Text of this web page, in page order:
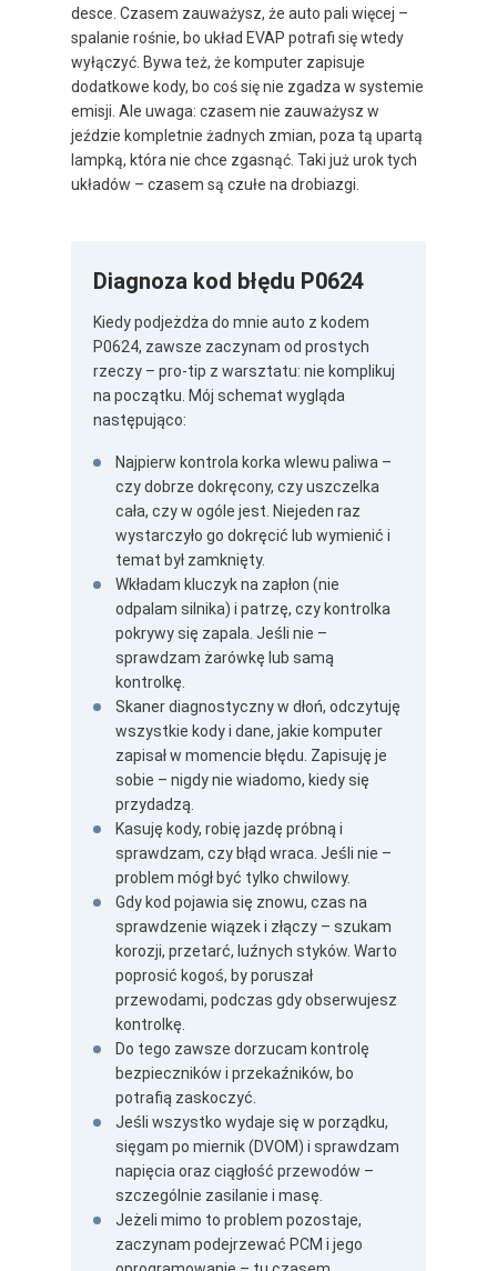
desce. Czasem zauważysz, że auto pali więcej –
spalanie rośnie, bo układ EVAP potrafi się wtedy
wyłączyć. Bywa też, że komputer zapisuje
dodatkowe kody, bo coś się nie zgadza w systemie
emisji. Ale uwaga: czasem nie zauważysz w
jeździe kompletnie żadnych zmian, poza tą upartą
lampką, która nie chce zgasnąć. Taki już urok tych
układów – czasem są czułe na drobiazgi.
Diagnoza kod błędu P0624
Kiedy podjeżdża do mnie auto z kodem
P0624, zawsze zaczynam od prostych
rzeczy – pro-tip z warsztatu: nie komplikuj
na początku. Mój schemat wygląda
następująco:
Najpierw kontrola korka wlewu paliwa –
czy dobrze dokręcony, czy uszczelka
cała, czy w ogóle jest. Niejeden raz
wystarczyło go dokręcić lub wymienić i
temat był zamknięty.
Wkładam kluczyk na zapłon (nie
odpalam silnika) i patrzę, czy kontrolka
pokrywy się zapala. Jeśli nie –
sprawdzam żarówkę lub samą
kontrolkę.
Skaner diagnostyczny w dłoń, odczytuję
wszystkie kody i dane, jakie komputer
zapisał w momencie błędu. Zapisuję je
sobie – nigdy nie wiadomo, kiedy się
przydadzą.
Kasuję kody, robię jazdę próbną i
sprawdzam, czy błąd wraca. Jeśli nie –
problem mógł być tylko chwilowy.
Gdy kod pojawia się znowu, czas na
sprawdzenie wiązek i złączy – szukam
korozji, przetarć, luźnych styków. Warto
poprosić kogoś, by poruszał
przewodami, podczas gdy obserwujesz
kontrolkę.
Do tego zawsze dorzucam kontrolę
bezpieczników i przekaźników, bo
potrafią zaskoczyć.
Jeśli wszystko wydaje się w porządku,
sięgam po miernik (DVOM) i sprawdzam
napięcia oraz ciągłość przewodów –
szczególnie zasilanie i masę.
Jeżeli mimo to problem pozostaje,
zaczynam podejrzewać PCM i jego